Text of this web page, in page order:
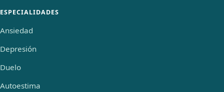
ESPECIALIDADES
Ansiedad
Depresión
Duelo
Autoestima